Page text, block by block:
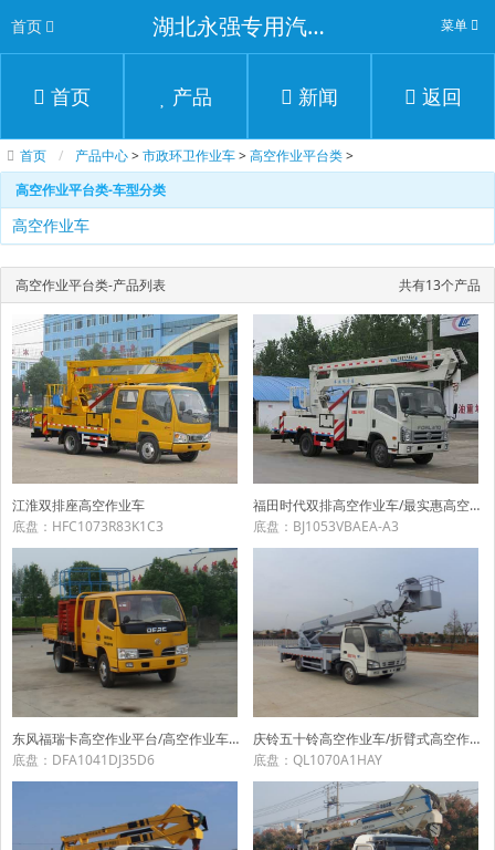
首页 湖北永强专用汽车有限公司 菜单
首页 产品 新闻 返回
首页 产品中心>市政环卫作业车>高空作业平台类>
高空作业平台类-车型分类
高空作业车
高空作业平台类-产品列表 共有13个产品
江淮双排座高空作业车
底盘：HFC1073R83K1C3
福田时代双排高空作业车/最实惠高空作业车图片
底盘：BJ1053VBAEA-A3
东风福瑞卡高空作业平台/高空作业车价格
底盘：DFA1041DJ35D6
庆铃五十铃高空作业车/折臂式高空作业车
底盘：QL1070A1HAY